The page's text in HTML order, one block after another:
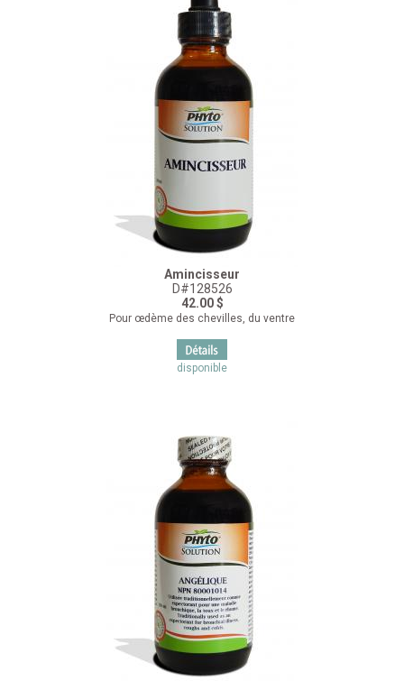
Amincisseur
D#128526
42.00 $
Pour œdème des chevilles, du ventre
disponible